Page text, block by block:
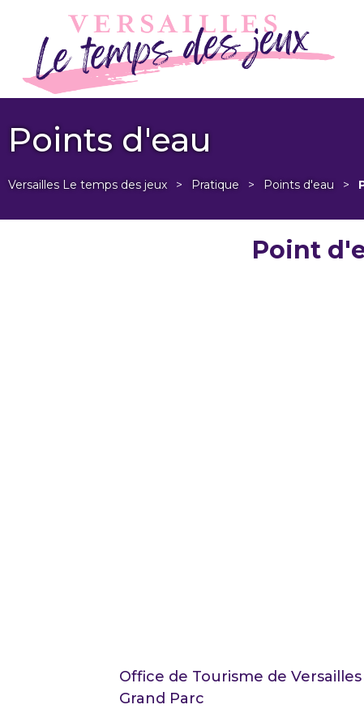
Points d'eau
Versailles Le temps des jeux > Pratique > Points d'eau >
Point
Office de Tourisme de Versailles
Grand Parc